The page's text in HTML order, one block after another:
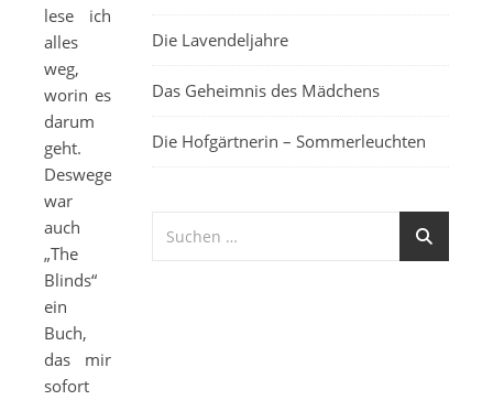
lese ich
alles
weg,
worin es
darum
geht.
Deswegen
war
auch
„The
Blinds“
ein
Buch,
das mir
sofort
Die Lavendeljahre
Das Geheimnis des Mädchens
Die Hofgärtnerin – Sommerleuchten